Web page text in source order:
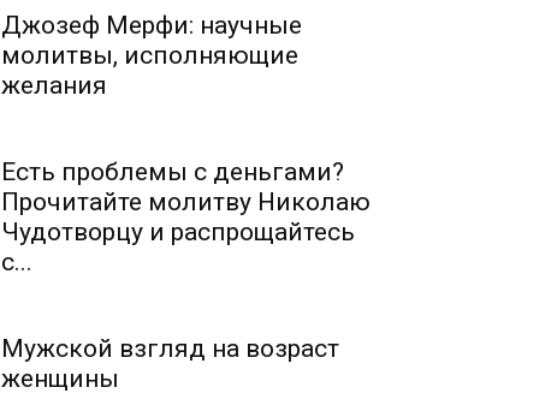
Джозеф Мерфи: научные
молитвы, исполняющие
желания
Есть проблемы с деньгами?
Прочитайте молитву Николаю
Чудотворцу и распрощайтесь
с...
Мужской взгляд на возраст
женщины